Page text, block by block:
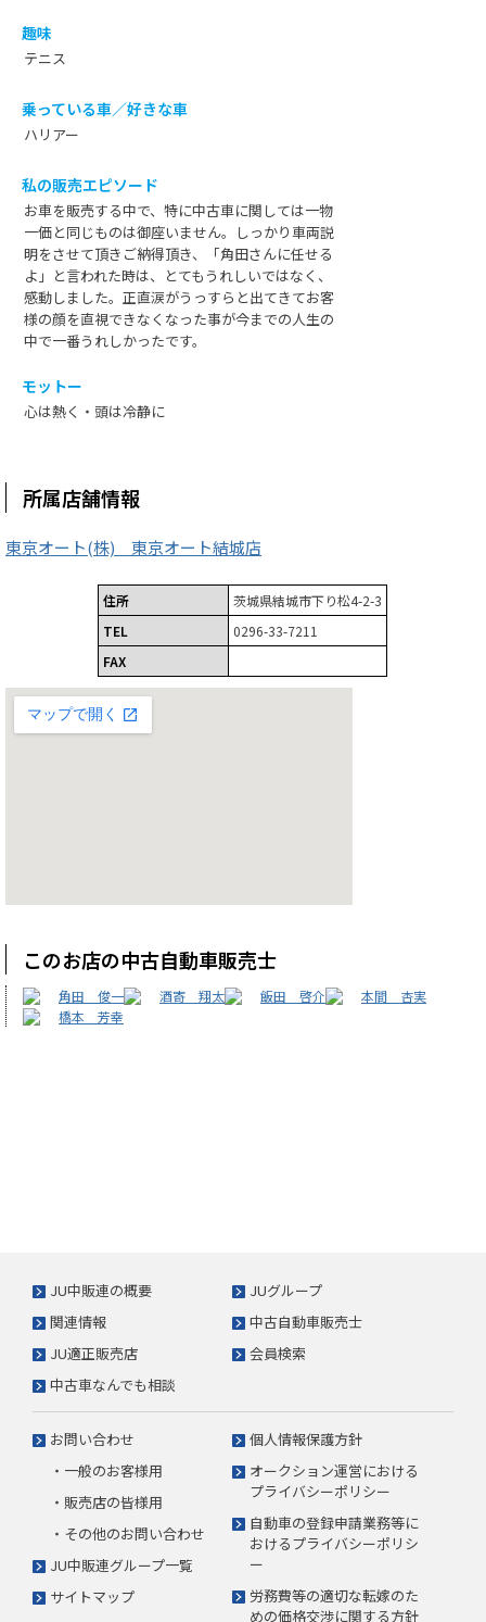
趣味
テニス
乗っている車／好きな車
ハリアー
私の販売エピソード
お車を販売する中で、特に中古車に関しては一物
一価と同じものは御座いません。しっかり車両説
明をさせて頂きご納得頂き、「角田さんに任せる
よ」と言われた時は、とてもうれしいではなく、
感動しました。正直涙がうっすらと出てきてお客
様の顔を直視できなくなった事が今までの人生の
中で一番うれしかったです。
モットー
心は熱く・頭は冷静に
所属店舗情報
東京オート(株) 東京オート結城店
住所
茨城県結城市下り松4-2-3
TEL
0296-33-7211
FAX
このお店の中古自動車販売士
角田 俊一 酒寄 翔太 飯田 啓介
本間 杏実
橋本 芳幸
JU中販連の概要
JUグループ
関連情報
中古自動車販売士
JU適正販売店
会員検索
中古車なんでも相談
お問い合わせ
・一般のお客様用
・販売店の皆様用
・その他のお問い合わせ
JU中販連グループ一覧
サイトマップ
個人情報保護方針
オークション運営における
プライバシーポリシー
自動車の登録申請業務等に
おけるプライバシーポリシ
ー
労務費等の適切な転嫁のた
めの価格交渉に関する方針